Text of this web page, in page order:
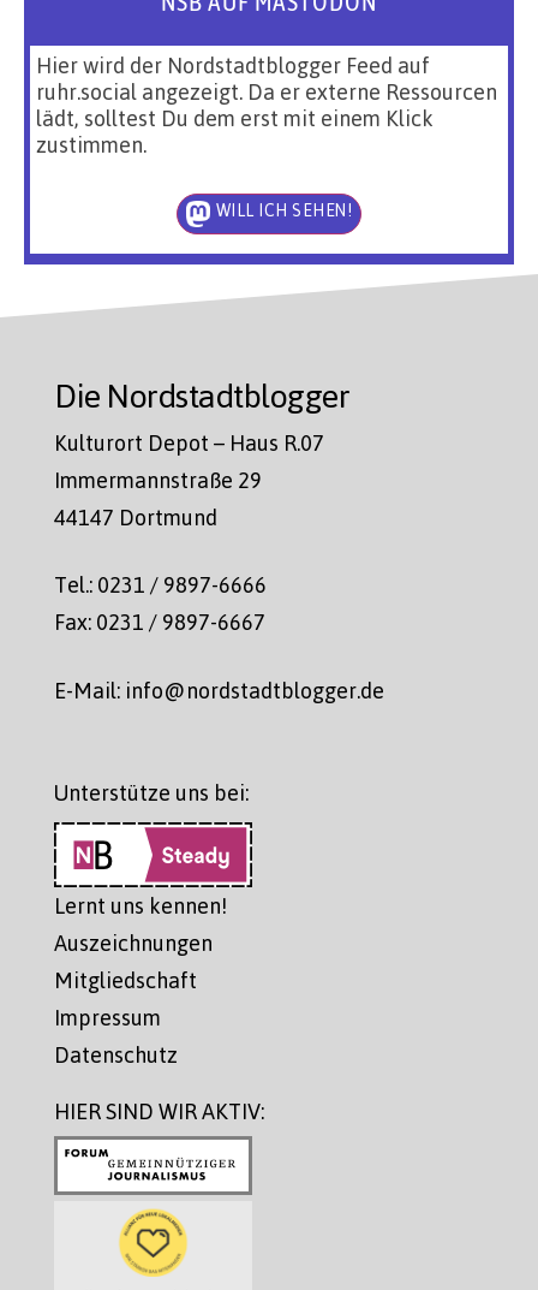
Hier wird der Nordstadtblogger Feed auf
ruhr.social angezeigt. Da er externe Ressourcen
lädt, solltest Du dem erst mit einem Klick
zustimmen.
WILL ICH SEHEN!
Die Nordstadtblogger
Kulturort Depot – Haus R.07
Immermannstraße 29
44147 Dortmund
Tel.: 0231 / 9897-6666
Fax: 0231 / 9897-6667
E-Mail: info@nordstadtblogger.de
Unterstütze uns bei:
Lernt uns kennen!
Auszeichnungen
Mitgliedschaft
Impressum
Datenschutz
HIER SIND WIR AKTIV: